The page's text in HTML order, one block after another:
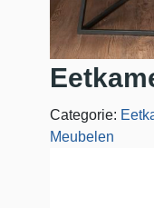
Categorie:
Meubelen